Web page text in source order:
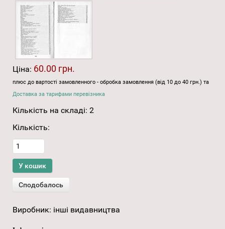
Ціна: 60.00 грн.
плюс до вартості замовленного - обробка замовлення (від 10 до 40 грн.) та
Доставка за тарифами перевізника
Кількість на складі: 2
Кількість:
Виробник: інші видавництва